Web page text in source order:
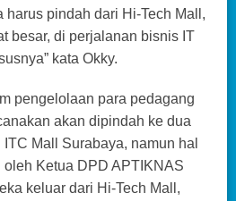
harus pindah dari Hi-Tech Mall,
besar, di perjalanan bisnis IT
kata Okky.
pengelolaan para pedagang
akan dipindah ke dua
Mall Surabaya, namun hal
Ketua DPD APTIKNAS
keluar dari Hi-Tech Mall,